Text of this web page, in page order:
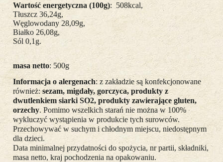
Wartość energetyczna (100g): 508kcal,
Tłuszcz 36,24g,
Węglowodany 28,09g,
Białko 26,08g,
Sól 0,1g.
masa netto: 500g
Informacja o alergenach: z zakładzie są konfekcjonowane
również: sezam, migdały, gorczyca, produkty z
dwutlenkiem siarki SO2, produkty zawierające gluten,
orzechy. Pomimo wszelkich starań nie można w 100%
wykluczyć wystąpienia w produkcie tych surowców.
Przechowywać w suchym i chłodnym miejscu, niedostępnym
dla dzieci.
Data minimalnej przydatności do spożycia, nr partii, składniki,
masa netto, kraj pochodzenia na opakowaniu.